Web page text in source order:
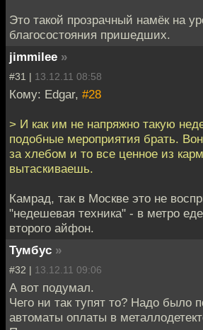
Это такой прозрачный намёк на
благосостояния пришедших.
jimmilee »
#31 | 13.12.11 08:58
Кому: Edgar, #28
> И как им не напряжно такую
подобные мероприятия брать.
за хлебом и то все ценное из
вытаскиваешь.
Камрад, так в Москве это не
"недешевая техника" - в метро
второго айфон.
Тумбус »
#32 | 13.12.11 09:06
А вот подумал.
Чего ни так тупят то? Надо было
автоматы оплаты в